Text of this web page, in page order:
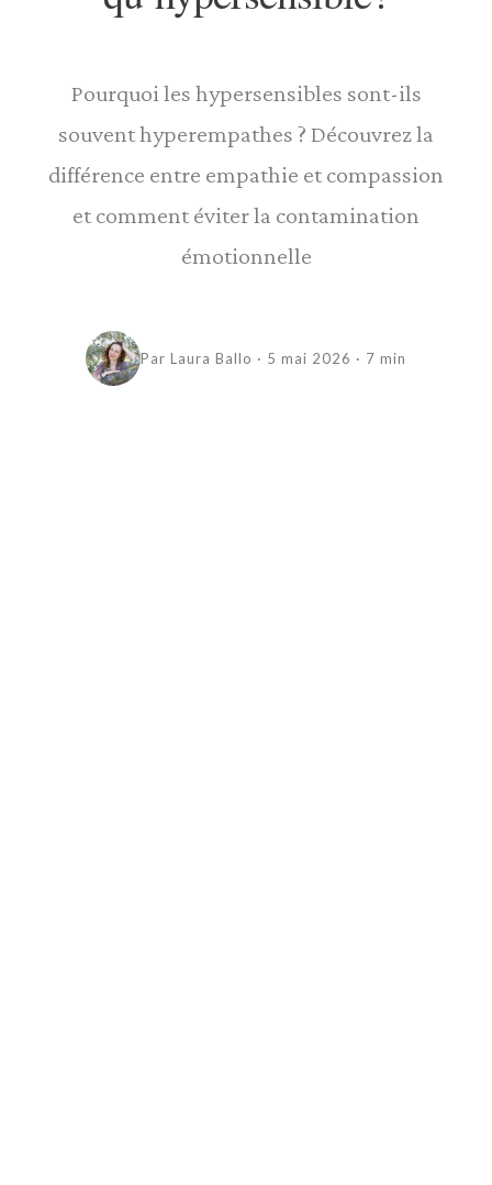
Pourquoi les hypersensibles sont-ils
souvent hyperempathes ? Découvrez la
différence entre empathie et compassion
et comment éviter la contamination
émotionnelle
Par Laura Ballo · 5 mai 2026 · 7 min